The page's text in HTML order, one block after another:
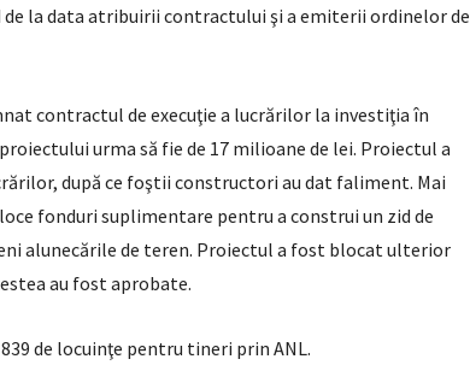
de la data atribuirii contractului şi a emiterii ordinelor de
contractul de execuţie a lucrărilor la investiţia în
urma să fie de 17 milioane de lei. Proiectul a
după ce foştii constructori au dat faliment. Mai
fonduri suplimentare pentru a construi un zid de
alunecările de teren. Proiectul a fost blocat ulterior
au fost aprobate.
de locuinţe pentru tineri prin ANL.